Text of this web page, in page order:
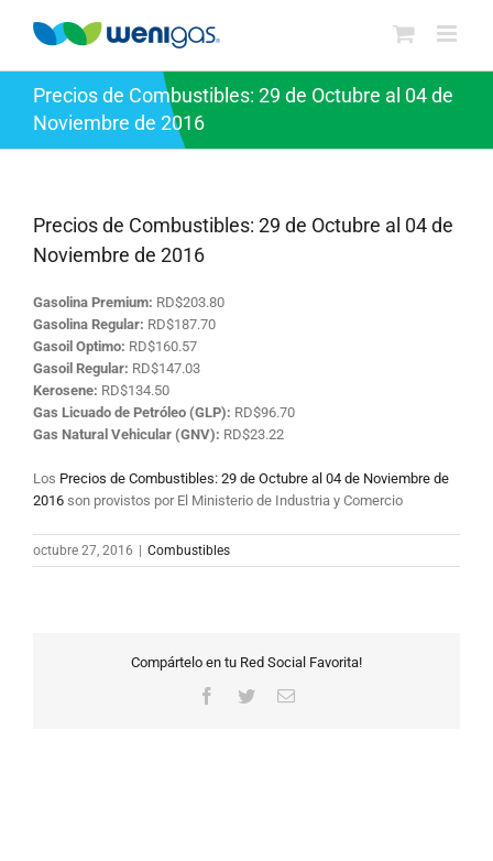
Precios de Combustibles: 29 de Octubre al 04 de
Noviembre de 2016
Precios de Combustibles: 29 de Octubre al 04 de
Noviembre de 2016
Gasolina Premium: RD$203.80
Gasolina Regular: RD$187.70
Gasoil Optimo: RD$160.57
Gasoil Regular: RD$147.03
Kerosene: RD$134.50
Gas Licuado de Petróleo (GLP): RD$96.70
Gas Natural Vehicular (GNV): RD$23.22
Los Precios de Combustibles: 29 de Octubre al 04 de Noviembre de
2016 son provistos por El Ministerio de Industria y Comercio
octubre 27, 2016 | Combustibles
Compártelo en tu Red Social Favorita!
Facebook
TwitterCorreo